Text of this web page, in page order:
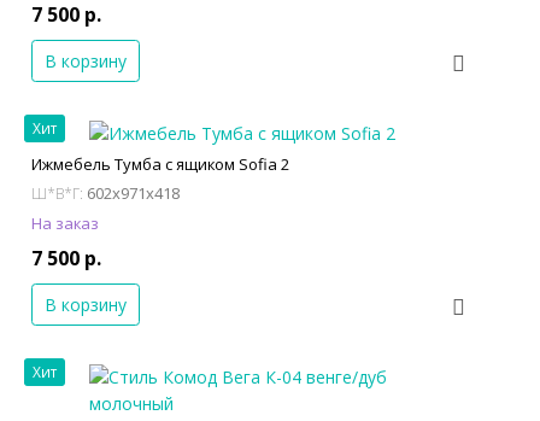
7 500 р.
В корзину
Хит
Ижмебель Тумба с ящиком Sofia 2
Ш*В*Г: 602x971x418
На заказ
7 500 р.
В корзину
Хит